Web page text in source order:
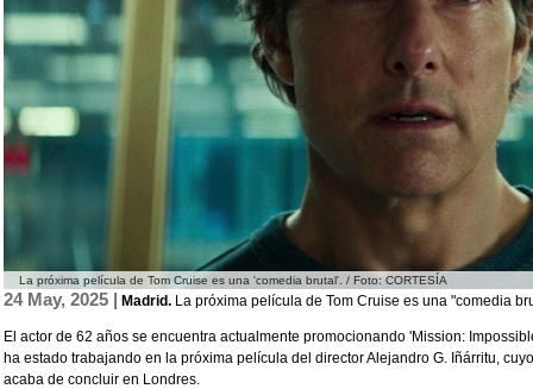
La próxima película de Tom Cruise es una 'comedia brutal'. / Foto: CORTESÍA
24 May, 2025 | Madrid. La próxima película de Tom Cruise es una "comedia
El actor de 62 años se encuentra actualmente promocionando 'Mission:
ha estado trabajando en la próxima película del director Alejandro G. Iñárritu,
acaba de concluir en Londres.